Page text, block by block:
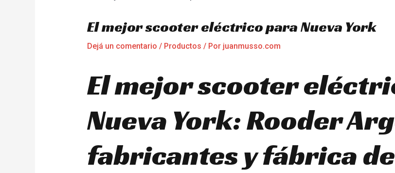
El mejor scooter eléctrico para Nueva York
Dejá un comentario / Productos / Por juanmusso.com
El mejor scooter
Nueva York: Rooder
fabricantes y fábrica